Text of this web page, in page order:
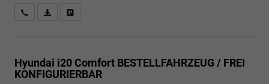
Rückrufbitte absenden
PDF-Datei, Fahrzeugexposé drucken
Hyundai i20Comfort BESTELLFAHRZEUG / FREI
KONFIGURIERBAR